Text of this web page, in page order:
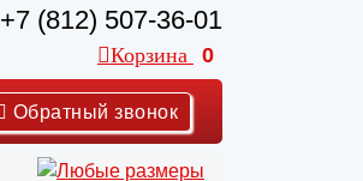
+7 (812) 507-36-01
Корзина 0
Обратный звонок